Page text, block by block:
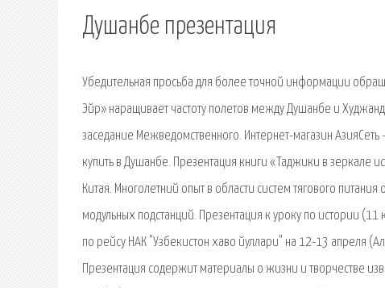
Душанбе презентация
Убедительная просьба для более точной информации
Эйр» наращивает частоту полетов между Душанбе и
заседание Межведомственного. Интернет-магазин
купить в Душанбе. Презентация книги «Таджики в
Китая. Многолетний опыт в области систем тягового
модульных подстанций. Презентация к уроку по истории
по рейсу НАК "Узбекистон хаво йуллари" на 12-13 апреля
Презентация содержит материалы о жизни и творчестве